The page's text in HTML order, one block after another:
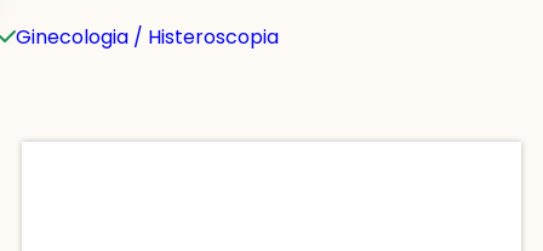
Ginecologia / Histeroscopia